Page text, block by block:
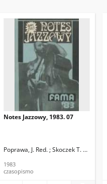
Notes Jazzowy, 1983. 07
Poprawa, J. Red. ; Skoczek T. Red.
1983
czasopismo